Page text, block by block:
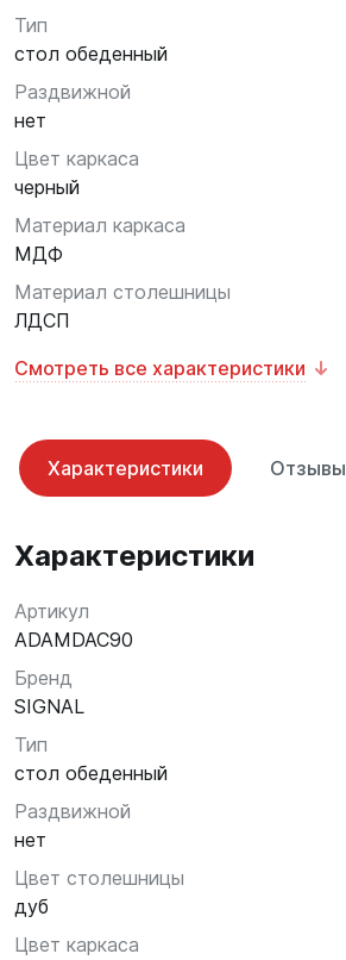
Тип
стол обеденный
Раздвижной
нет
Цвет каркаса
черный
Материал каркаса
МДФ
Материал столешницы
ЛДСП
Смотреть все характеристики
Характеристики Отзывы
Характеристики
Артикул
ADAMDAC90
Бренд
SIGNAL
Тип
стол обеденный
Раздвижной
нет
Цвет столешницы
дуб
Цвет каркаса